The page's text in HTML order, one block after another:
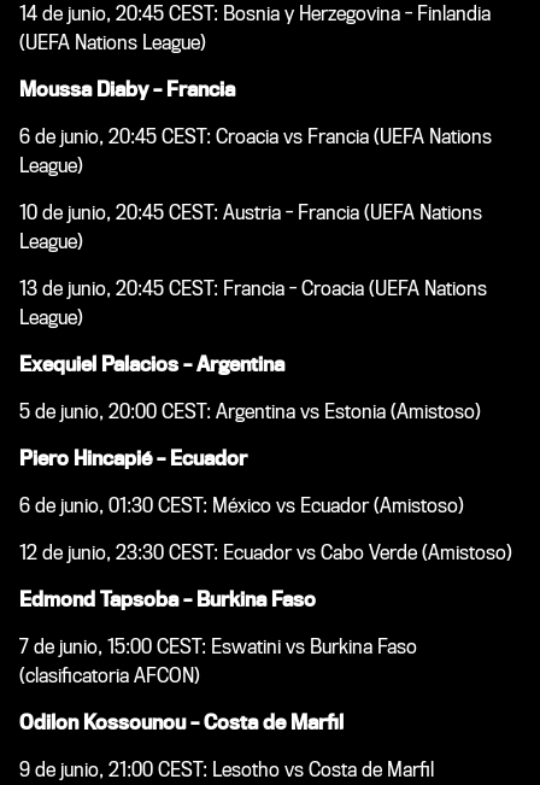
14 de junio, 20:45 CEST: Bosnia y Herzegovina - Finlandia
(UEFA Nations League)
Moussa Diaby – Francia
6 de junio, 20:45 CEST: Croacia vs Francia (UEFA Nations
League)
10 de junio, 20:45 CEST: Austria - Francia (UEFA Nations
League)
13 de junio, 20:45 CEST: Francia - Croacia (UEFA Nations
League)
Exequiel Palacios – Argentina
5 de junio, 20:00 CEST: Argentina vs Estonia (Amistoso)
Piero Hincapié – Ecuador
6 de junio, 01:30 CEST: México vs Ecuador (Amistoso)
12 de junio, 23:30 CEST: Ecuador vs Cabo Verde (Amistoso)
Edmond Tapsoba – Burkina Faso
7 de junio, 15:00 CEST: Eswatini vs Burkina Faso
(clasificatoria AFCON)
Odilon Kossounou – Costa de Marfil
9 de junio, 21:00 CEST: Lesotho vs Costa de Marfil